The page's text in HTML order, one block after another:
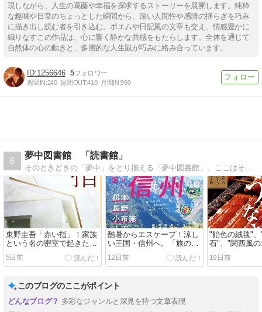
現しながら、人生の葛藤や幸福を探求するストーリーを展開します。純粋
な趣味や日常のちょっとした瞬間から、深い人間性や感情の揺らぎを巧み
に描き出し読む者を引き込む。ポエムや日記風の文章も交え、情感豊かに
織りなすこの作品は、心に響く静かな共感をもたらします。全体を通じて
自然体の心の動きと、多層的な人生観が巧みに絡み合っています。
1256646 5
週間IN:240 週間OUT:410 月間IN:990
6
夢中図書館 「読書館」
そのときどきの「夢中」をとり揃える「夢中図書館」。ここはそのなかでも、読書に関する「夢中」を集めた「読書館」です。Welcome to the ’Books'…
東野圭吾「赤い指」！家族
という名の密室で起きた悲
劇…加賀恭一郎が暴く哀し
き真実とは？
5日前
酷暑からエスケープ！涼し
い王国・信州へ。「旅の手
帖」が贈る、唯一無二の高
原リゾート＆秘湯ガイド
12日前
"飴色の絨毯"
石"、"関西風
「おとなの週
ぎ大特集に喉
19日前
このブログのここがポイント
多彩なジャンルと深見を持つ文章表現